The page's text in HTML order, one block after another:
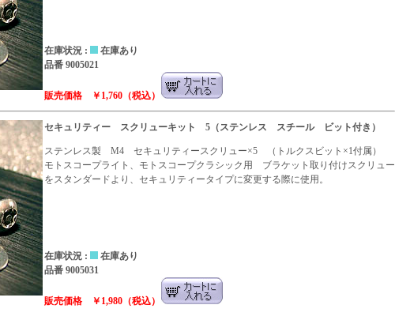
在庫状況 :
在庫あり
品番 9005021
販売価格 ￥1,760（税込）
セキュリティー スクリューキット 5（ステンレス スチール ビット付き）
ステンレス製 M4 セキュリティースクリュー×5 （トルクスビット×1付属）
モトスコープライト、モトスコープクラシック用 ブラケット取り付けスクリュー
をスタンダードより、セキュリティータイプに変更する際に使用。
在庫状況 :
在庫あり
品番 9005031
販売価格 ￥1,980（税込）